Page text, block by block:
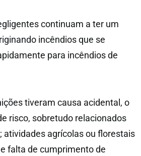
continuam a ter um
incêndios que se
para incêndios de
tiveram causa acidental, o
risco, sobretudo relacionados
agrícolas ou florestais
falta de cumprimento de